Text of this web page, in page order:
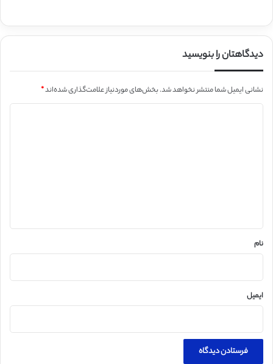
دیدگاهتان را بنویسید
نشانی ایمیل شما منتشر نخواهد شد.بخش‌های موردنیاز علامت‌گذاری شده‌اند*
نام
ایمیل